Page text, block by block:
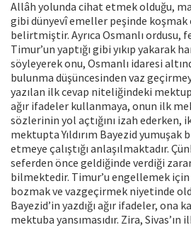
Allâh yolunda cihat etmek olduğu,
gibi dünyevî emeller peşinde koşmak
belirtmiştir. Ayrıca Osmanlı
Timur’un yaptığı gibi yıkıp yakarak
söyleyerek onu, Osmanlı idaresi
bulunma düşüncesinden vaz
yazılan ilk cevap niteliğindeki
ağır ifadeler kullanmaya, onun ilk
sözlerinin yol açtığını izah ederken,
mektupta Yıldırım Bayezid yumuşak
etmeye çalıştığı anlaşılmaktadır.
seferden önce geldiğinde verdiği
bilmektedir. Timur’u engellemek
bozmak ve vazgeçirmek niyetinde
Bayezid’in yazdığı ağır ifadeler, ona
mektuba yansımasıdır. Zira,